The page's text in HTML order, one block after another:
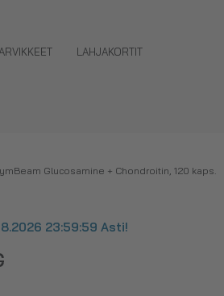
LAHJAKORTIT
Glucosamine + Chondroitin, 120 kaps.
23:59:59 Asti!